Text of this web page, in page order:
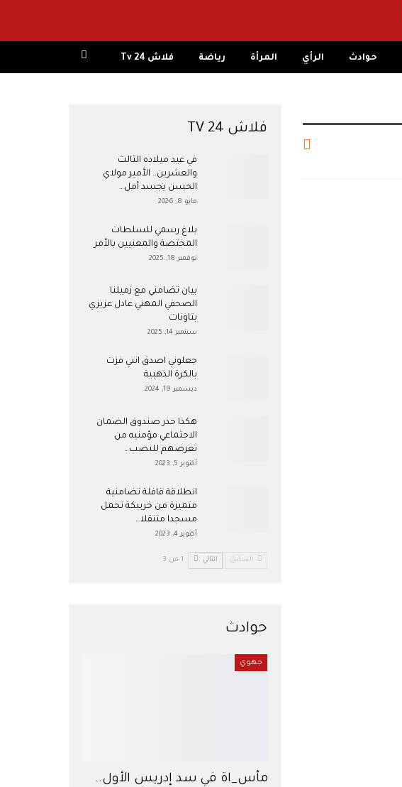
حوادث الرأي المرأة رياضة فلاش 24 Tv
فلاش 24 TV
في عيد ميلاده الثالث
والعشرين.. الأمير مولاي
الحسن يجسد أمل…
مايو 8, 2026
بلاغ رسمي للسلطات
المختصة والمعنيين بالأمر
نوفمبر 18, 2025
بيان تضامني مع زميلنا
الصحفي المهني عادل عزيزي
بتاونات
سبتمبر 14, 2025
جعلوني اصدق انني فزت
بالكرة الذهبية
ديسمبر 19, 2024
هكذا حذر صندوق الضمان
الاجتماعي مؤمنيه من
تعرضهم للنصب…
أكتوبر 5, 2023
انطلاقة قافلة تضامنية
متميزة من خريبكة تحمل
مسجدا متنقلا…
أكتوبر 4, 2023
السابق التالي 1 من 3
حوادث
جهوي
مأس_اة في سد إدريس الأول..